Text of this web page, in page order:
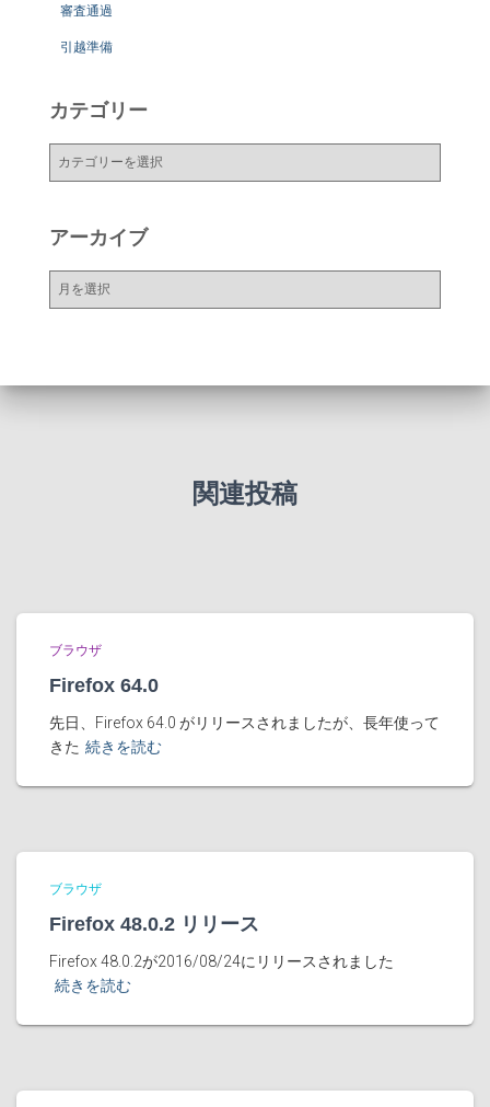
審査通過
引越準備
カテゴリー
ー
アーカイブ
ー
関連投稿
ブラウザ
Firefox 64.0
先日、Firefox 64.0 がリリースされましたが、長年使って
きた 続きを読む
ブラウザ
Firefox 48.0.2 リリース
Firefox 48.0.2が2016/08/24にリリースされました
続きを読む